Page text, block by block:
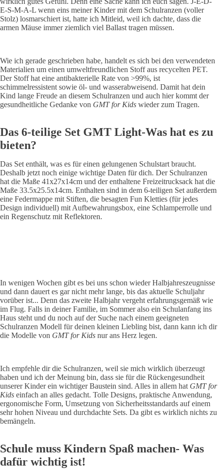
E-S-M-A-L wenn eins meiner Kinder mit dem Schulranzen (voller
Stolz) losmarschiert ist, hatte ich Mitleid, weil ich dachte, dass die
armen Mäuse immer ziemlich viel Ballast tragen müssen.
Wie ich gerade geschrieben habe, handelt es sich bei den verwendeten
Materialien um einen umweltfreundlichen Stoff aus recycelten PET.
Der Stoff hat eine antibakterielle Rate von >99%, ist
schimmelressistent sowie öl- und wasserabweisend. Damit hat dein
Kind lange Freude an diesem Schulranzen und auch hier kommt der
gesundheitliche Gedanke von GMT for Kids wieder zum Tragen.
Das 6-teilige Set GMT Light-Was hat es zu
bieten?
Das Set enthält, was es für einen gelungenen Schulstart braucht.
Deshalb jetzt noch einige wichtige Daten für dich. Der Schulranzen
hat die Maße 41x27x14cm und der enthaltene Freizeitrucksack hat die
Maße 33.5x25.5x14cm. Enthalten sind in dem 6-teiligen Set außerdem
eine Federmappe mit Stiften, die besagten Fun Kletties (für jedes
Design individuell) mit Aufbewahrungsbox, eine Schlamperrolle und
ein Regenschutz mit Reflektoren.
In wenigen Wochen gibt es bei uns schon wieder Halbjahreszeugnisse
und dann dauert es gar nicht mehr lange, bis das aktuelle Schuljahr
vorüber ist... Denn das zweite Halbjahr vergeht erfahrungsgemäß wie
im Flug. Falls in deiner Familie, im Sommer also ein Schulanfang ins
Haus steht und du noch auf der Suche nach einem geeigneten
Schulranzen Modell für deinen kleinen Liebling bist, dann kann ich dir
die Modelle von GMT for Kids nur ans Herz legen.
Ich empfehle dir die Schulranzen, weil sie mich wirklich überzeugt
haben und ich der Meinung bin, dass sie für die Rückengesundheit
unserer Kinder ein wichtiger Baustein sind. Alles in allem hat GMT for
Kids einfach an alles gedacht. Tolle Designs, praktische Anwendung,
ergonomische Form, Umsetzung von Sicherheitsstandards auf einem
sehr hohen Niveau und durchdachte Sets. Da gibt es wirklich nichts zu
bemängeln.
Schule muss Kindern Spaß machen- Was
dafür wichtig ist!